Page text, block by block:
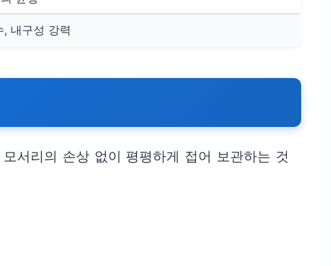
내구성 강력
서리의 손상 없이 평평하게 접어 보관하는 것